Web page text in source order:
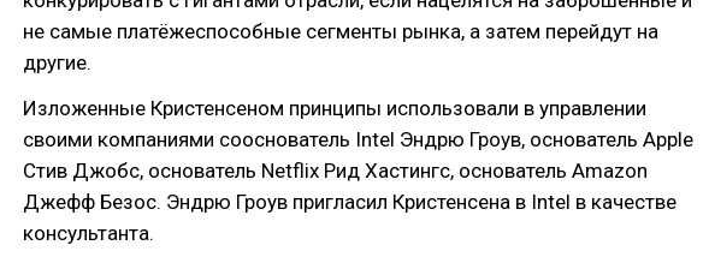
не самые платёжеспособные сегменты рынка, а затем перейдут на
другие.
Изложенные Кристенсеном принципы использовали в управлении
своими компаниями сооснователь Intel Эндрю Гроув, основатель Apple
Стив Джобс, основатель Netflix Рид Хастингс, основатель Amazon
Джефф Безос. Эндрю Гроув пригласил Кристенсена в Intel в качестве
консультанта.